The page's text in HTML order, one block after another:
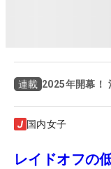
連載 2025年開幕！
国内女子
レイドオフの